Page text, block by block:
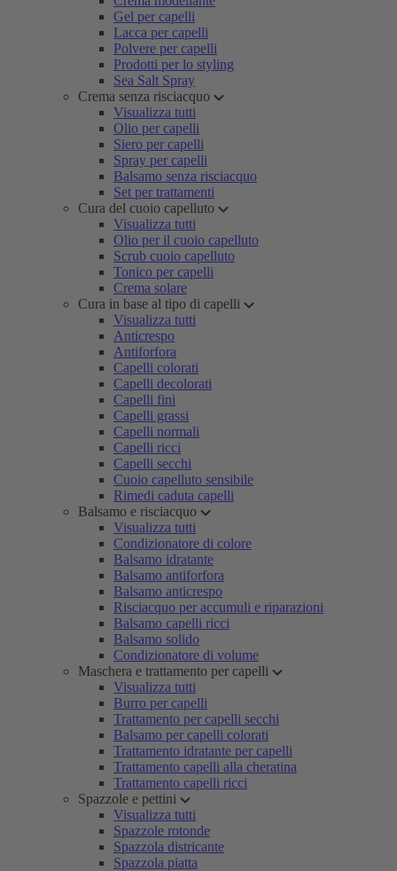
Gel per capelli
Lacca per capelli
Polvere per capelli
Prodotti per lo styling
Sea Salt Spray
Crema senza risciacquo
Visualizza tutti
Olio per capelli
Siero per capelli
Spray per capelli
Balsamo senza risciacquo
Set per trattamenti
Cura del cuoio capelluto
Visualizza tutti
Olio per il cuoio capelluto
Scrub cuoio capelluto
Tonico per capelli
Crema solare
Cura in base al tipo di capelli
Visualizza tutti
Anticrespo
Antiforfora
Capelli colorati
Capelli decolorati
Capelli fini
Capelli grassi
Capelli normali
Capelli ricci
Capelli secchi
Cuoio capelluto sensibile
Rimedi caduta capelli
Balsamo e risciacquo
Visualizza tutti
Condizionatore di colore
Balsamo idratante
Balsamo antiforfora
Balsamo anticrespo
Risciacquo per accumuli e riparazioni
Balsamo capelli ricci
Balsamo solido
Condizionatore di volume
Maschera e trattamento per capelli
Visualizza tutti
Burro per capelli
Trattamento per capelli secchi
Balsamo per capelli colorati
Trattamento idratante per capelli
Trattamento capelli alla cheratina
Trattamento capelli ricci
Spazzole e pettini
Visualizza tutti
Spazzole rotonde
Spazzola districante
Spazzola piatta